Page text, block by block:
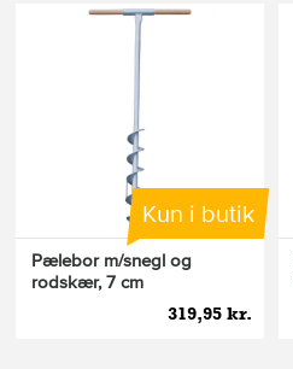
Kun i butik
Pælebor m/snegl og
rodskær, 7 cm
319,95 kr.